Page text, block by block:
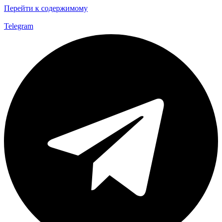
Перейти к содержимому
Telegram